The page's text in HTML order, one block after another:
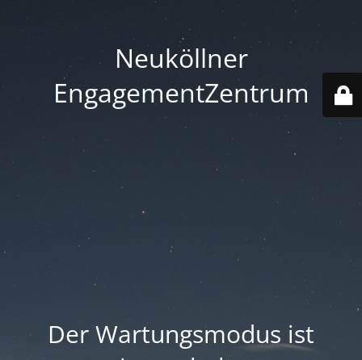
Neuköllner
EngagementZentrum
Der Wartungsmodus ist